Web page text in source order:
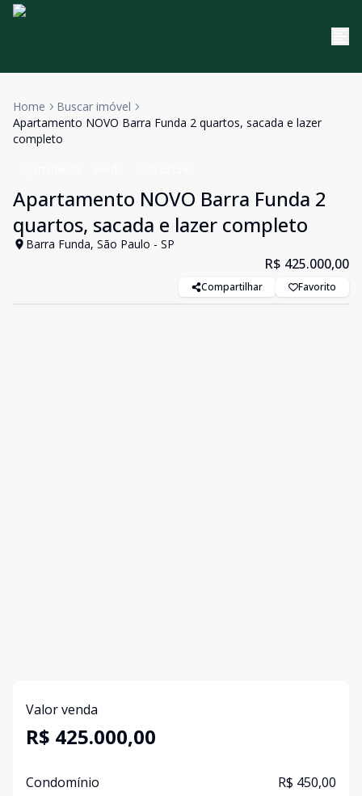
Home
Buscar imóvel
Apartamento NOVO Barra Funda 2 quartos, sacada e lazer
completo
Apartamento NOVO Barra Funda 2
quartos, sacada e lazer completo
Barra Funda, São Paulo - SP
R$ 425.000,00
Compartilhar Favorito
Valor venda
R$ 425.000,00
Condomínio R$ 450,00